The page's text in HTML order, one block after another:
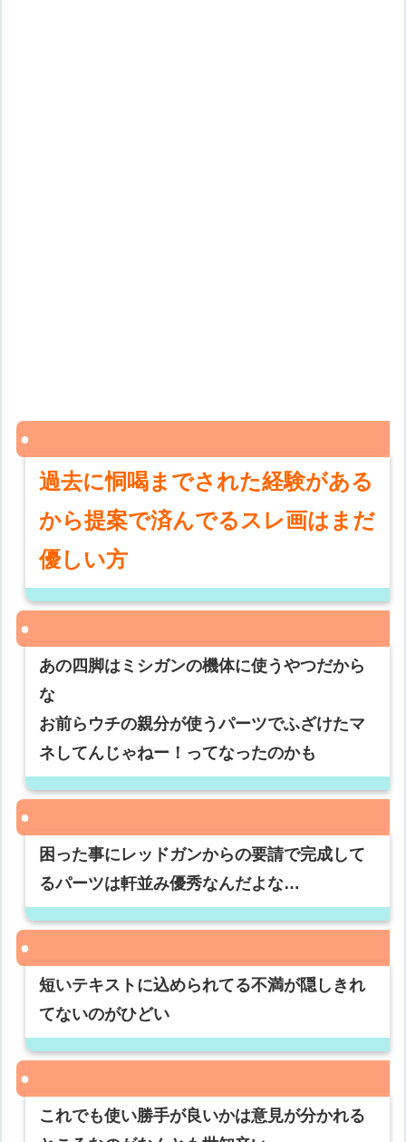
過去に恫喝までされた経験がある
から提案で済んでるスレ画はまだ
優しい方
あの四脚はミシガンの機体に使うやつだから
な
お前らウチの親分が使うパーツでふざけたマ
ネしてんじゃねー！ってなったのかも
困った事にレッドガンからの要請で完成して
るパーツは軒並み優秀なんだよな…
短いテキストに込められてる不満が隠しきれ
てないのがひどい
これでも使い勝手が良いかは意見が分かれる